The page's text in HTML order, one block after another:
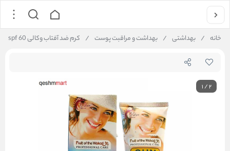
خانه / بهداشتی / بهداشت و مراقبت پوست / کرم ضد آفتاب وکالی spf 60
1/2